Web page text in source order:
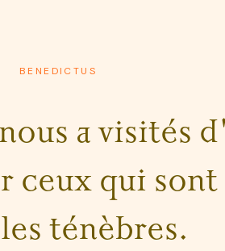
BENEDICTUS
a visités
ceux qui sont
ténèbres.